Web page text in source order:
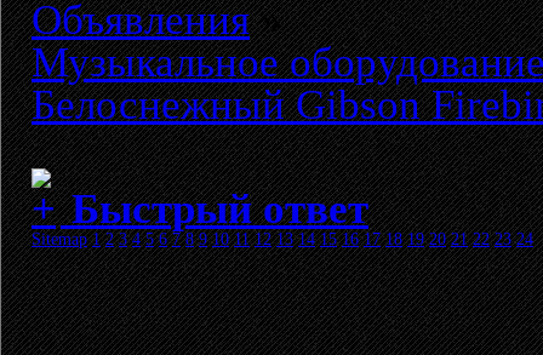
Объявления»
Музыкальное
Белоснежный Gibson
Быстрый ответ
Sitemap 1 2 3 4 5 6 7 8 9 10 11 12 13 14 15 16 17 18 19 20 21 22 23 24